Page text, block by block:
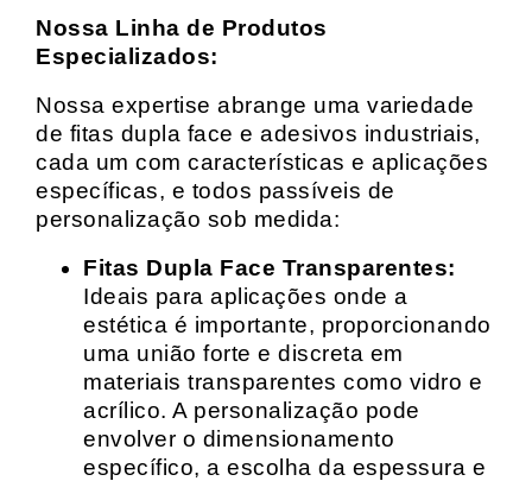
Nossa Linha de Produtos
Especializados:
Nossa expertise abrange uma variedade
de fitas dupla face e adesivos industriais,
cada um com características e aplicações
específicas, e todos passíveis de
personalização sob medida:
Fitas Dupla Face Transparentes:
Ideais para aplicações onde a
estética é importante, proporcionando
uma união forte e discreta em
materiais transparentes como vidro e
acrílico. A personalização pode
envolver o dimensionamento
específico, a escolha da espessura e